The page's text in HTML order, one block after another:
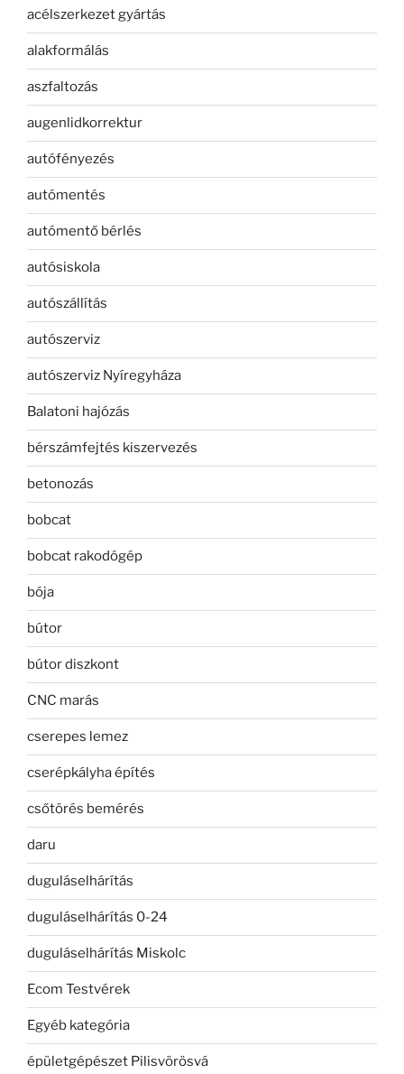
acélszerkezet gyártás
alakformálás
aszfaltozás
augenlidkorrektur
autófényezés
autómentés
autómentő bérlés
autósiskola
autószállítás
autószerviz
autószerviz Nyíregyháza
Balatoni hajózás
bérszámfejtés kiszervezés
betonozás
bobcat
bobcat rakodógép
bója
bútor
bútor diszkont
CNC marás
cserepes lemez
cserépkályha építés
csőtörés bemérés
daru
duguláselhárítás
duguláselhárítás 0-24
duguláselhárítás Miskolc
Ecom Testvérek
Egyéb kategória
épületgépészet Pilisvörösvá